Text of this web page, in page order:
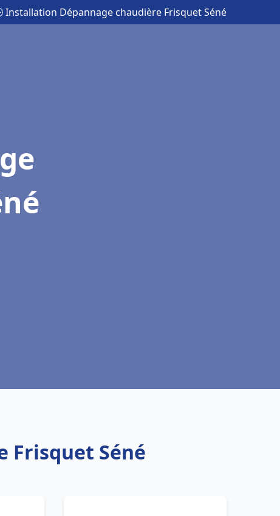
Installation Dépannage chaudière Frisquet Séné
Frisquet Séné